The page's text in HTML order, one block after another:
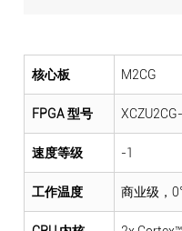
核心板 M2CG
FPGA 型号
速度等级 -1
工作温度 商业级，